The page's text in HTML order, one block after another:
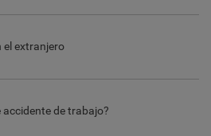
el extranjero
accidente de trabajo?